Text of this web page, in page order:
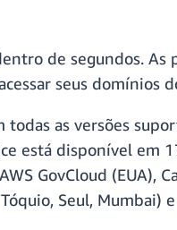
de segundos.
seus domínios
as versões
está disponível em
GovCloud (EUA),
Seul, Mumbai)